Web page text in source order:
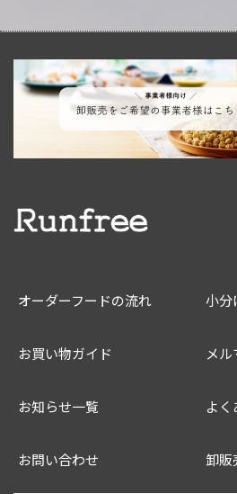
オーダーフードの流れ 小分
お買い物ガイド メ
お知らせ一覧 よ
お問い合わせ 卸販